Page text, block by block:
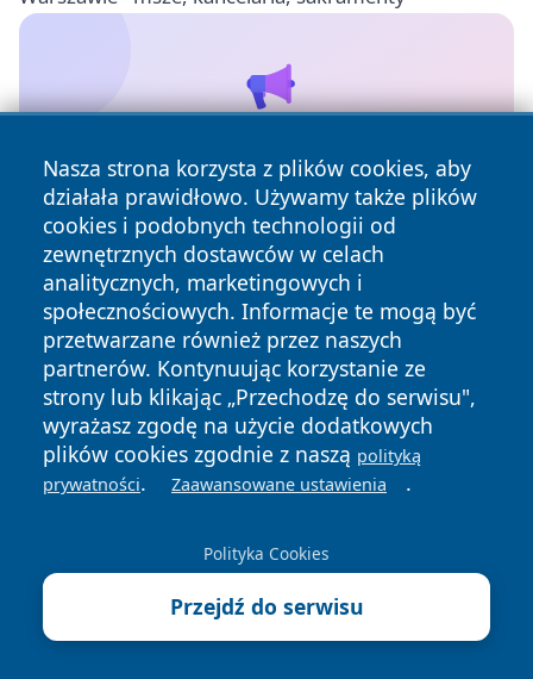
Zareklamuj się na
echowarszawy.pl!
SPRAWDŹ SZCZEGÓŁY
Nasza strona korzysta z plików cookies, aby
działała prawidłowo. Używamy także plików
cookies i podobnych technologii od
zewnętrznych dostawców w celach
analitycznych, marketingowych i
społecznościowych. Informacje te mogą być
przetwarzane również przez naszych
partnerów. Kontynuując korzystanie ze
strony lub klikając „Przechodzę do serwisu",
wyrażasz zgodę na użycie dodatkowych
plików cookies zgodnie z naszą polityką
prywatności. Zaawansowane ustawienia .
Polityka Cookies
Przejdź do serwisu
Copyright © 2026 echowarszawy.pl Wszystkie prawa
zastrzeżone.